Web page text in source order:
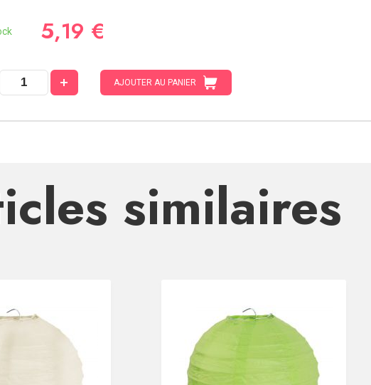
5,19 €
AJOUTER AU PANIER
similaires